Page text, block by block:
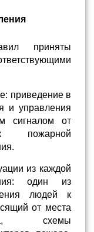
приняты
приведение в
и управления
сигналом от
пожарной
из каждой
один из
людей к
от места
схемы